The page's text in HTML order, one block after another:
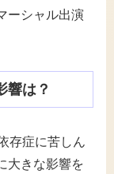
ーシャル出演
響は？
存症に苦しん
大きな影響を